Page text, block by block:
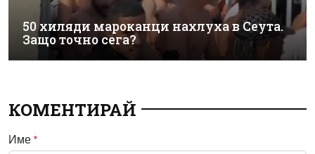
50 хиляди мароканци нахлуха в Сеута.
Защо точно сега?
КОМЕНТИРАЙ
Име *